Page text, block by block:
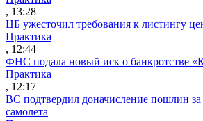
, 13:28
ЦБ ужесточил требования к листингу
Практика
, 12:44
ФНС подала новый иск о банкротстве
Практика
, 12:17
ВС подтвердил доначисление пошлин
самолета